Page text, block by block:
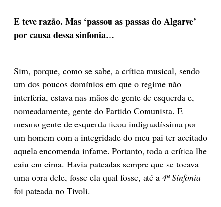
E teve razão. Mas ‘passou as passas do Algarve’
por causa dessa sinfonia…
Sim, porque, como se sabe, a crítica musical, sendo
um dos poucos domínios em que o regime não
interferia, estava nas mãos de gente de esquerda e,
nomeadamente, gente do Partido Comunista. E
mesmo gente de esquerda ficou indignadíssima por
um homem com a integridade do meu pai ter aceitado
aquela encomenda infame. Portanto, toda a crítica lhe
caiu em cima. Havia pateadas sempre que se tocava
uma obra dele, fosse ela qual fosse, até a 4ª Sinfonia
foi pateada no Tivoli.